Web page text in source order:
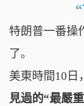
特朗普一番操
了。
美東時間10日，
見過的“最嚴